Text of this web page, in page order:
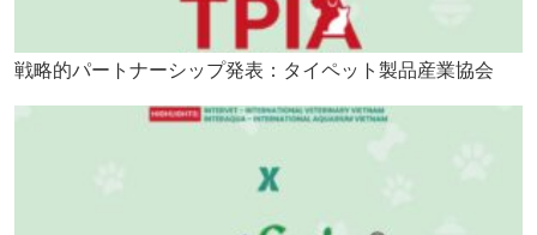
戦略的パートナーシップ発表：タイペット製品産業協会